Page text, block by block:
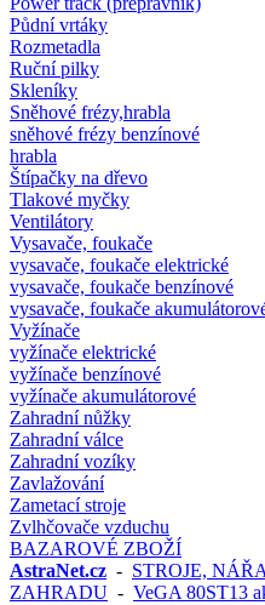
Půdní vrtáky
Rozmetadla
Ruční pilky
Skleníky
Sněhové frézy,hrabla
sněhové frézy benzínové
hrabla
Štípačky na dřevo
Tlakové myčky
Ventilátory
Vysavače, foukače
vysavače, foukače elektrické
vysavače, foukače benzínové
vysavače, foukače
Vyžínače
vyžínače elektrické
vyžínače benzínové
vyžínače akumulátorové
Zahradní nůžky
Zahradní válce
Zahradní vozíky
Zavlažování
Zametací stroje
Zvlhčovače vzduchu
BAZAROVÉ ZBOŽÍ
AstraNet.cz - STROJE,
ZAHRADU - VeGA 80ST13